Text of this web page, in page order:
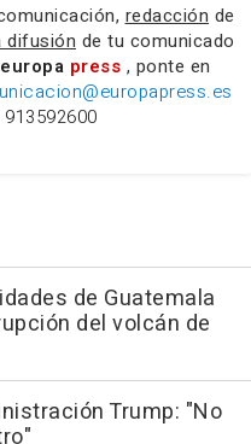
redacción de
difusión de tu comunicado
europa press , ponte en
913592600
de Guatemala
del volcán de
Trump: "No